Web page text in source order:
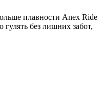
плавности Anex Ride
гулять без лишних забот,